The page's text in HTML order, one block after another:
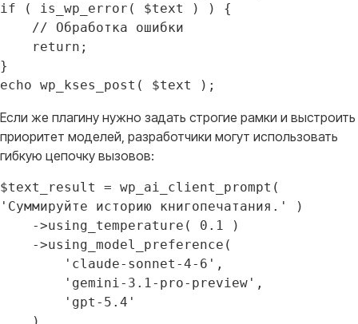
if ( is_wp_error( $text ) ) {
}
Если же плагину нужно задать строгие рамки и выстроить
приоритет моделей, разработчики могут использовать
гибкую цепочку вызовов:
$text_result = wp_ai_client_prompt(
'Суммируйте историю книгопечатания.' )